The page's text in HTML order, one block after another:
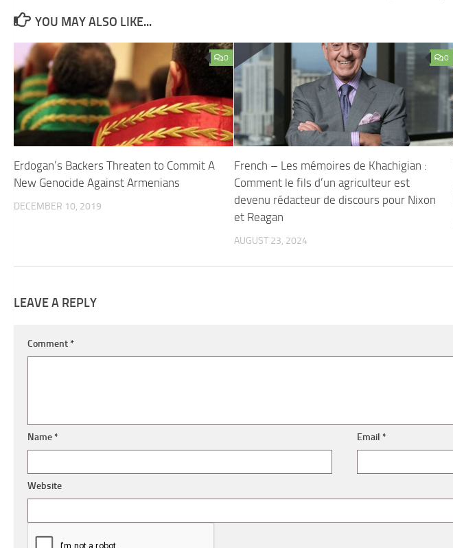
YOU MAY ALSO LIKE...
0
Erdogan’s Backers Threaten to Commit A
New Genocide Against Armenians
DECEMBER 10, 2019
0
French – Les mémoires de Khachigian :
Comment le fils d’un agriculteur est
devenu rédacteur de discours pour Nixon
et Reagan
AUGUST 23, 2024
LEAVE A REPLY
Comment*
Name* Email*
Website